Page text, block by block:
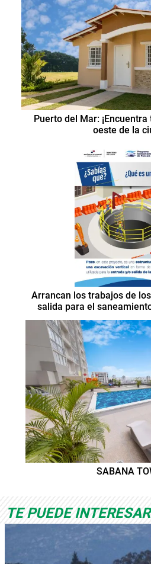
Puerto del Mar:
oeste de la
Arrancan los trabajos de
salida para el
SABANA
TE PUEDE INTERESAR